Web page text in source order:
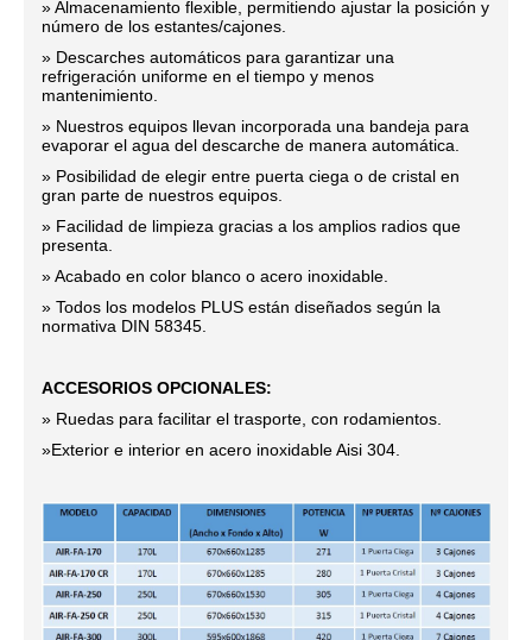
» Almacenamiento flexible, permitiendo ajustar la posición y
número de los estantes/cajones.
» Descarches automáticos para garantizar una
refrigeración uniforme en el tiempo y menos
mantenimiento.
» Nuestros equipos llevan incorporada una bandeja para
evaporar el agua del descarche de manera automática.
» Posibilidad de elegir entre puerta ciega o de cristal en
gran parte de nuestros equipos.
» Facilidad de limpieza gracias a los amplios radios que
presenta.
» Acabado en color blanco o acero inoxidable.
» Todos los modelos PLUS están diseñados según la
normativa DIN 58345.
ACCESORIOS OPCIONALES:
» Ruedas para facilitar el trasporte, con rodamientos.
»Exterior e interior en acero inoxidable Aisi 304.